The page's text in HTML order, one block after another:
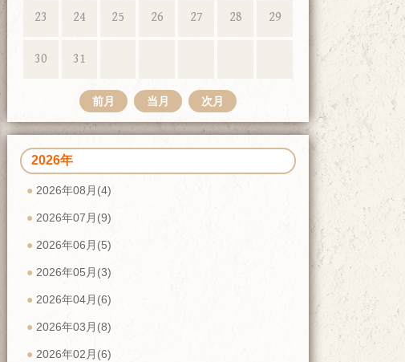
23 24 25 26 27 28 29
30 31
前月 当月 次月
2026年
2026年08月(4)
2026年07月(9)
2026年06月(5)
2026年05月(3)
2026年04月(6)
2026年03月(8)
2026年02月(6)